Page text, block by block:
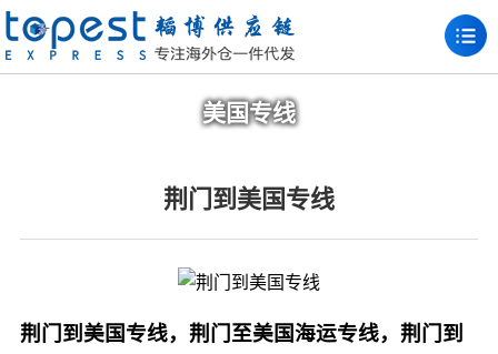
美国专线
荆门到美国专线
荆门到美国专线，荆门至美国海运专线，荆门到